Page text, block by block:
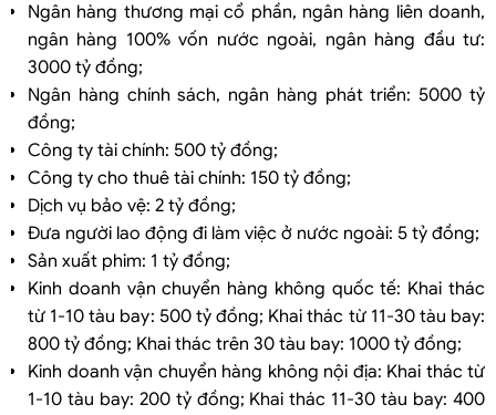
Ngân hàng thương mại cổ phần, ngân hàng liên doanh,
ngân hàng 100% vốn nước ngoài, ngân hàng đầu tư:
3000 tỷ đồng;
Ngân hàng chính sách, ngân hàng phát triển: 5000 tỷ
đồng;
Công ty tài chính: 500 tỷ đồng;
Công ty cho thuê tài chính: 150 tỷ đồng;
Dịch vụ bảo vệ: 2 tỷ đồng;
Đưa người lao động đi làm việc ở nước ngoài: 5 tỷ đồng;
Sản xuất phim: 1 tỷ đồng;
Kinh doanh vận chuyển hàng không quốc tế: Khai thác
từ 1-10 tàu bay: 500 tỷ đồng; Khai thác từ 11-30 tàu bay:
800 tỷ đồng; Khai thác trên 30 tàu bay: 1000 tỷ đồng;
Kinh doanh vận chuyển hàng không nội địa: Khai thác từ
1-10 tàu bay: 200 tỷ đồng; Khai thác 11-30 tàu bay: 400